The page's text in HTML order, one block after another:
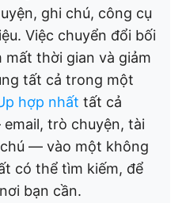
ghi chú, công cụ
Việc chuyển đổi bối
mất thời gian và giảm
tất cả trong một
hợp nhất tất cả
trò chuyện, tài
— vào một không
có thể tìm kiếm, để
bạn cần.